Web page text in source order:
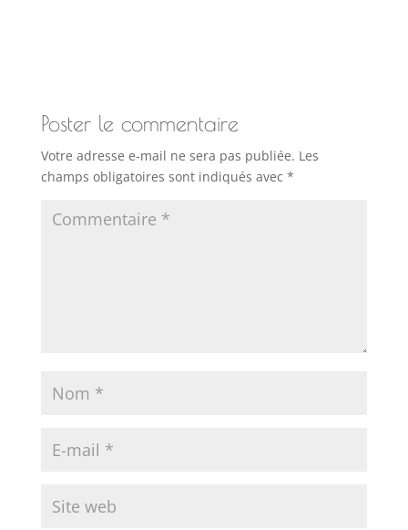
Poster le commentaire
Votre adresse e-mail ne sera pas publiée. Les
champs obligatoires sont indiqués avec *